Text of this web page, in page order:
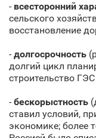
- всесторонний
сельского
восстановление
- долгосрочность
долгий цикл
строительство
- бескорыстность
ставил условий,
экономике; более